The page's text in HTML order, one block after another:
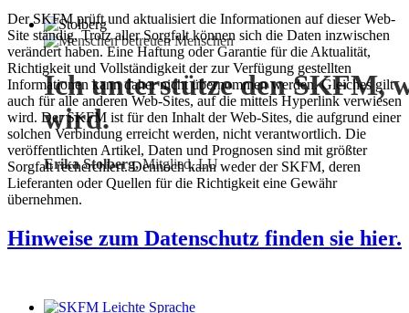
Ich unterstütze den SKFM,
wird.
Erika Stolberg,Mitglied, LU
Der SKFM prüft und aktualisiert die Informationen auf dieser Web-
Site ständig. Trotz aller Sorgfalt können sich die Daten inzwischen
verändert haben. Eine Haftung oder Garantie für die Aktualität,
Richtigkeit und Vollständigkeit der zur Verfügung gestellten
Informationen kann daher nicht übernommen werden. Gleiches gilt
auch für alle anderen Web-Sites, auf die mittels Hyperlink verwiesen
wird. Der SKFM ist für den Inhalt der Web-Sites, die aufgrund einer
solchen Verbindung erreicht werden, nicht verantwortlich. Die
veröffentlichten Artikel, Daten und Prognosen sind mit größter
Sorgfalt recherchiert. Dennoch kann weder der SKFM, deren
Lieferanten oder Quellen für die Richtigkeit eine Gewähr
übernehmen.
Hinweise zum Datenschutz finden sie hier.